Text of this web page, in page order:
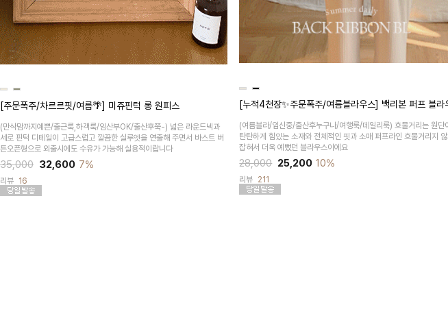
[주문폭주/차르르핏/여름🌴] 미쥬핀턱 롱 원피스
(만삭맘까지예쁜/출근룩,하객룩/임산부OK/출산후쭉-) 넓은 라운드넥과
세로 핀턱 디테일이 고급스럽고 깔끔한 실루엣을 연출해 주면서 바스트 버
튼오픈형으로 외출시에도 수유가 가능해 실용적이랍니다
35,000 32,600 7%
리뷰 16
[누적4천장✨주문폭주/여름블라우스] 백리본 퍼프 블라
(여름블라/임신중/출산후누구나/여행룩/데일리룩) 흐물거리는 원단
탄탄하게 힘있는 소재와 전체적인 핏과 소매 퍼프라인 흐물거리지
잡혀서 더욱 예뻤던 블라우스이에요
28,000 25,200 10%
리뷰 211